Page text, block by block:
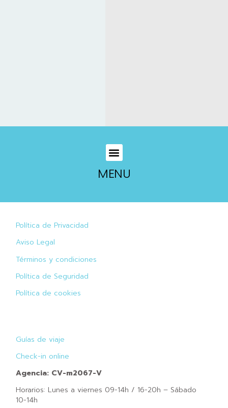
MENU
Política de Privacidad
Aviso Legal
Términos y condiciones
Política de Seguridad
Política de cookies
Guías de viaje
Check-in online
Agencia: CV-m2067-V
Horarios: Lunes a viernes 09-14h / 16-20h – Sábado
10-14h